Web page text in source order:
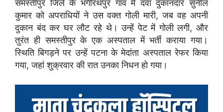
समस्तीपुर जिले के भगीरथपुर गांव में दवा दुकानदार सुनील
कुमार को अपराधियों ने उस वक्त गोली मारी, जब वह अपनी
दुकान बंद कर घर लौट रहे थे। उन्हें पेट में गोली लगी, और
तुरंत ही समस्तीपुर के एक अस्पताल में भर्ती कराया गया।
स्थिति बिगड़ने पर उन्हें पटना के मेदांता अस्पताल रेफर किया
गया, जहां शुक्रवार की रात उनका निधन हो गया।